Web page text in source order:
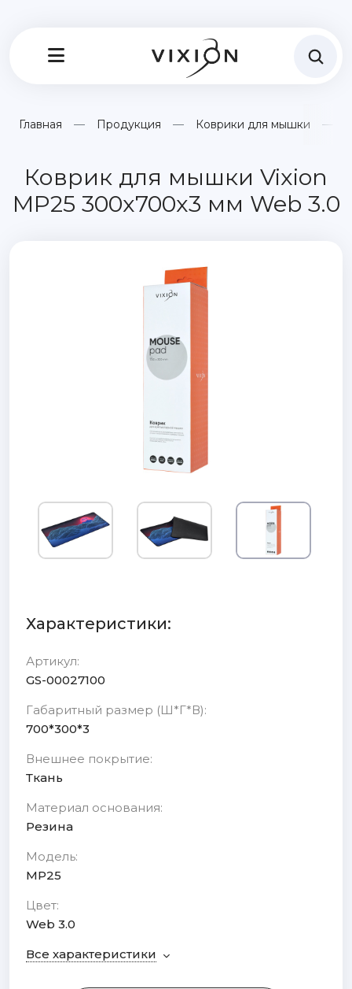
Главная Продукция Коврики для мышки
Коврик для мышки Vixion
MP25 300x700x3 мм Web 3.0
Характеристики:
Артикул:
GS-00027100
Габаритный размер (Ш*Г*В):
700*300*3
Внешнее покрытие:
Ткань
Материал основания:
Резина
Модель:
MP25
Цвет:
Web 3.0
Все характеристики